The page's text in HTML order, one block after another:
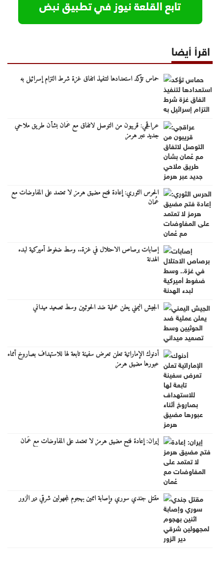
اقرأ أيضا
حماس تؤكد استعدادها لتنفيذ اتفاق غزة شرط التزام إسرائيل به
عراقجي: قريبون من التوصل لاتفاق مع عُمان بشأن طريق ملاحي
جديد عبر هرمز
الحرس الثوري: إعادة فتح مضيق هرمز لا تعتمد على المفاوضات مع
عُمان
إصابات برصاص الاحتلال في غزة.. وسط ضغوط أميركية لبدء
الهدنة
الجيش اليمني يعلن عملية ضد الحوثيين وسط تصعيد ميداني
أدنوك الإماراتية تعلن تعرض سفينة تابعة لها للاستهداف بصاروخ أثناء
عبورها مضيق هرمز
إيران: إعادة فتح مضيق هرمز لا تعتمد على المفاوضات مع عُمان
مقتل جندي سوري وإصابة اثنين بهجوم لمجهولين شرقي دير الزور